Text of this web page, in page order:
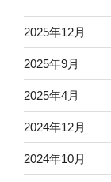
2025年12月
2025年9月
2025年4月
2024年12月
2024年10月